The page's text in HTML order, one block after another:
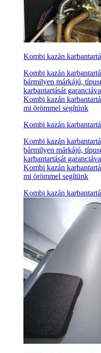
Kombi kazán
Kombi kazán
bármilyen márkájú,
karbantartását
Kombi kazán
mi örömmel segítünk
Kombi kazán
Kombi kazán
bármilyen márkájú,
karbantartását
Kombi kazán
mi örömmel segítünk
Kombi kazán